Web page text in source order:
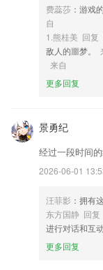
5,让采购更加简单
6,提供优质行业内容
状和未来，让用户站
大发彩票app下
2.移动互联，挖掘利用
3.·名师指导学习，学
4.拥有执业兽医(兽医
各类课程
5.课程内容100%涵盖
外，还增设了188张
量，为孩子的阅读识
6.为各级学校、教育
费蕊莎 ：游戏
自
1.熊桂美 回复
敌人的噩梦。
来自
更多回复
景勇纪
经过一段时间
2026-06-01
汪菲影 ：拥有
东方国静 回
进行对话和互动
更多回复